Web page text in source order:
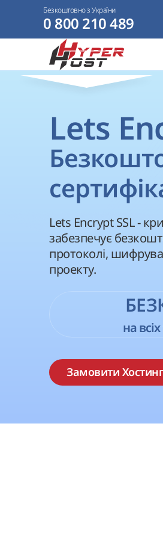
Безкоштовно з України
0 800 210 489
Lets
Lets Encrypt SSL -
забезпечує
протоколі,
проекту.
на
Замовити Хостинг